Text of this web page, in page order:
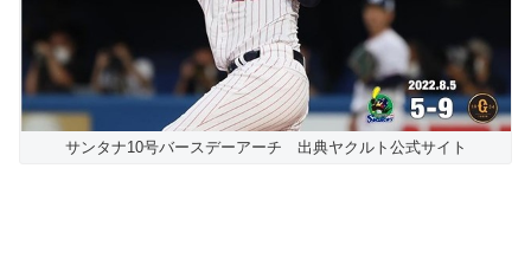
サンタナ10号バースデーアーチ 出典ヤクルト公式サイト